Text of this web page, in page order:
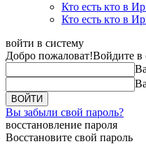
Кто есть кто в
Кто есть кто в
войти в систему
Добро пожаловат!Войдите в
Вы забыли свой пароль?
восстановление пароля
Восстановите свой пароль